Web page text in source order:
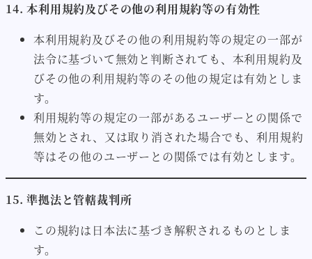
14. 本利用規約及びその他の利用規約等の有効性
本利用規約及びその他の利用規約等の規定の一部が
法令に基づいて無効と判断されても、本利用規約及
びその他の利用規約等のその他の規定は有効としま
す。
利用規約等の規定の一部があるユーザーとの関係で
無効とされ、又は取り消された場合でも、利用規約
等はその他のユーザーとの関係では有効とします。
15. 準拠法と管轄裁判所
この規約は日本法に基づき解釈されるものとしま
す。